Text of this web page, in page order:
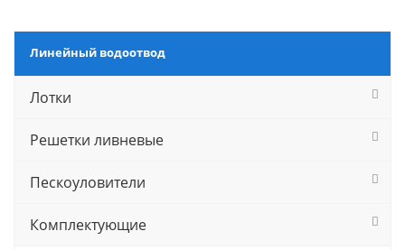
Линейный водоотвод
Лотки
Решетки ливневые
Пескоуловители
Комплектующие